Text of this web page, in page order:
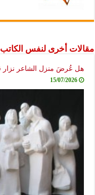
مقالات أخرى لنفس الكاتب
هل عُرضَ منزل الشاعر نزار
15/07/2026